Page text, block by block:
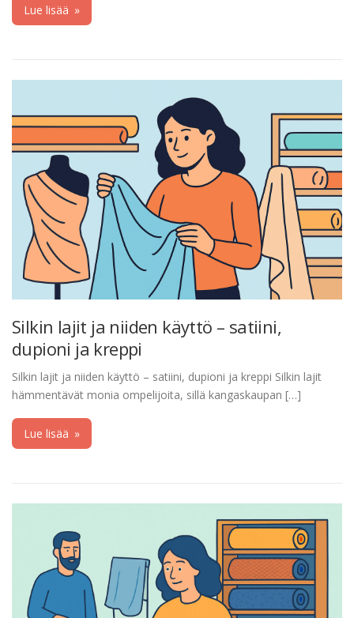
Lue lisää »
Silkin lajit ja niiden käyttö – satiini,
dupioni ja kreppi
Silkin lajit ja niiden käyttö – satiini, dupioni ja kreppi Silkin lajit
hämmentävät monia ompelijoita, sillä kangaskaupan […]
Lue lisää »